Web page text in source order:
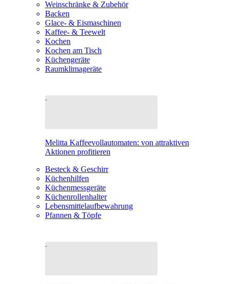
Weinschränke & Zubehör
Backen
Glace- & Eismaschinen
Kaffee- & Teewelt
Kochen
Kochen am Tisch
Küchengeräte
Raumklimageräte
Melitta Kaffeevollautomaten: von attraktiven
Aktionen profitieren
Besteck & Geschirr
Küchenhilfen
Küchenmessgeräte
Küchenrollenhalter
Lebensmittelaufbewahrung
Pfannen & Töpfe